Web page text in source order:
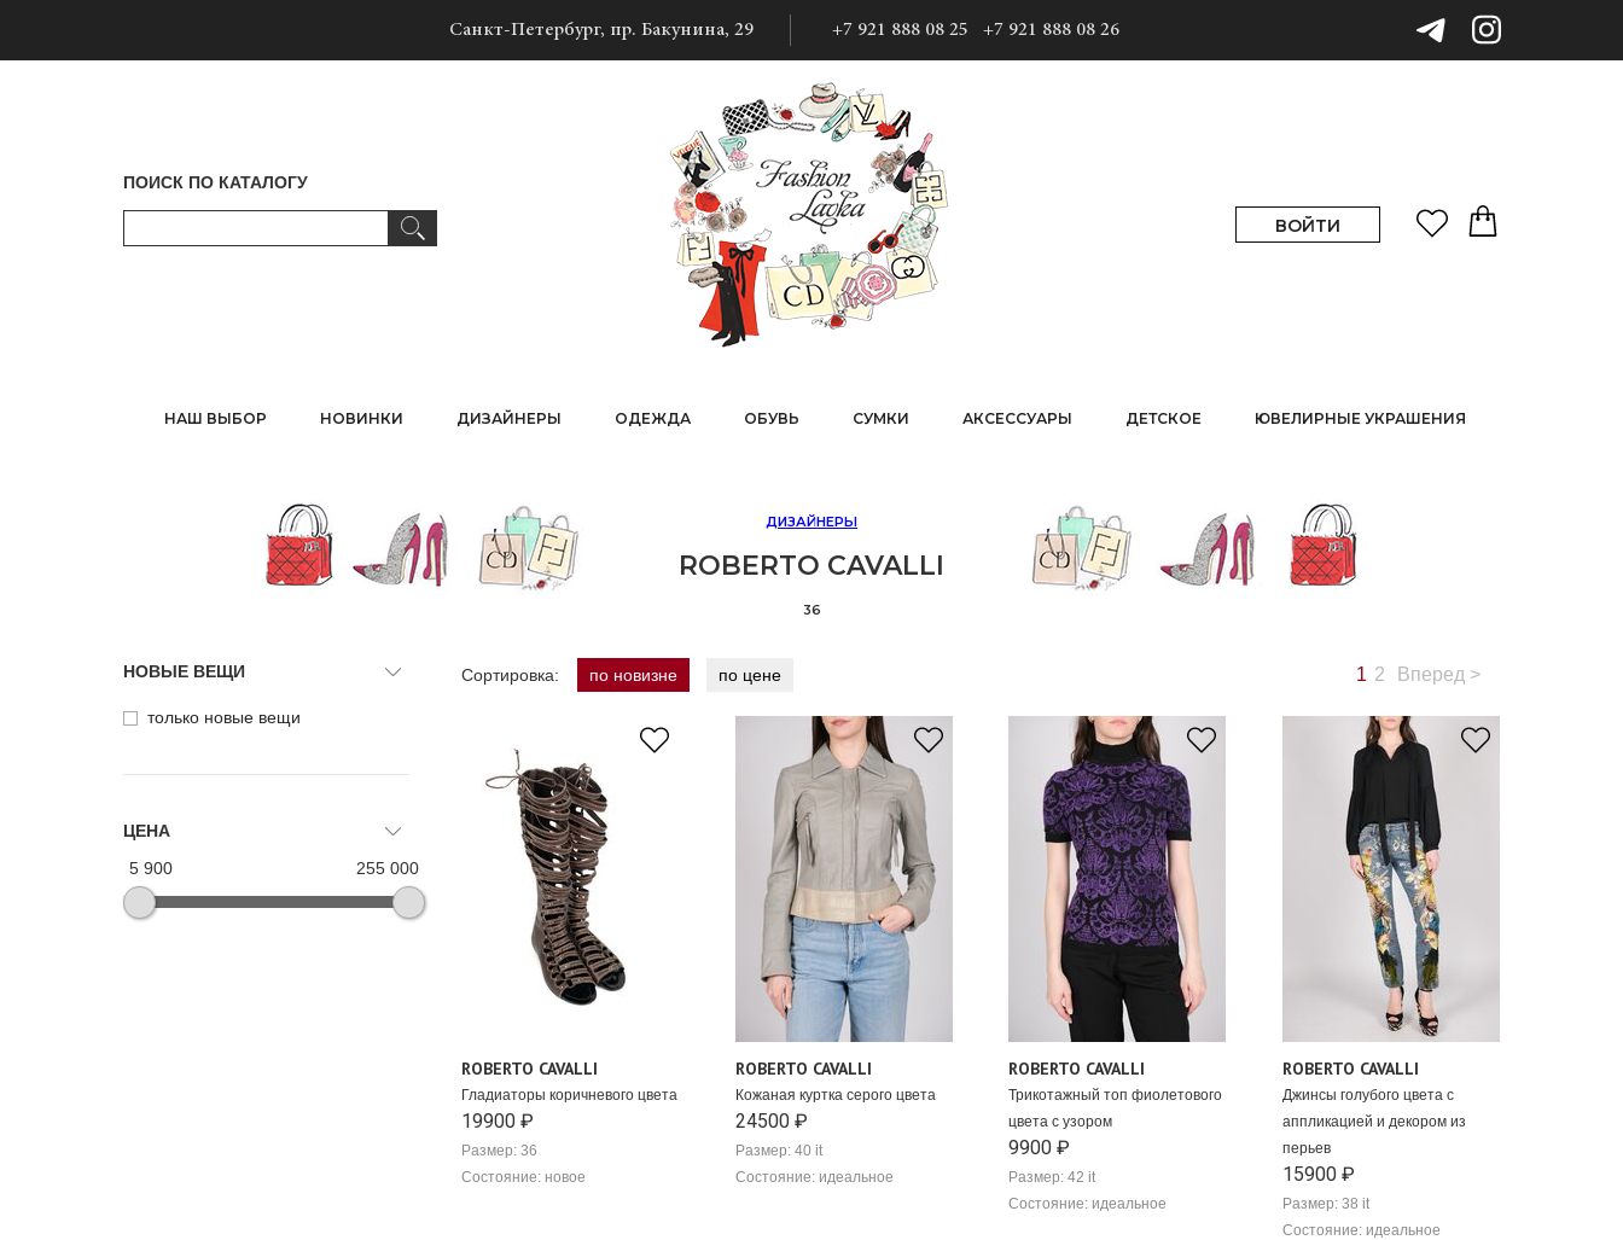
Санкт-Петербург, пр. Бакунина, 29 +7 921 888 08 25 +7 921 888 08 26
ПОИСК ПО КАТАЛОГУ
ВОЙТИ
НАШ ВЫБОР НОВИНКИ ДИЗАЙНЕРЫ ОДЕЖДА ОБУВЬ СУМКИ АКСЕССУАРЫ ДЕТСКОЕ ЮВЕЛИРНЫЕ УКРАШЕНИЯ
ДИЗАЙНЕРЫ
ROBERTO CAVALLI
36
НОВЫЕ ВЕЩИ
только новые вещи
ЦЕНА
5 900
255 000
Сортировка: по новизне по цене 1 2 Вперед >
ROBERTO CAVALLI
Гладиаторы коричневого цвета
19900 ₽
Размер: 36
Состояние: новое
ROBERTO CAVALLI
Кожаная куртка серого цвета
24500 ₽
Размер: 40 it
Состояние: идеальное
ROBERTO CAVALLI
Трикотажный топ фиолетового
цвета с узором
9900 ₽
Размер: 42 it
Состояние: идеальное
ROBERTO CAVALLI
Джинсы голубого цвета с
аппликацией и декором из
перьев
15900 ₽
Размер: 38 it
Состояние: идеальное